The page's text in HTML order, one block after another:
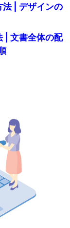
| デザインの
| 文書全体の配